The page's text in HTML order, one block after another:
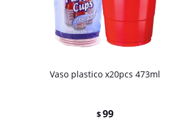
Vaso plastico x20pcs 473ml
$99